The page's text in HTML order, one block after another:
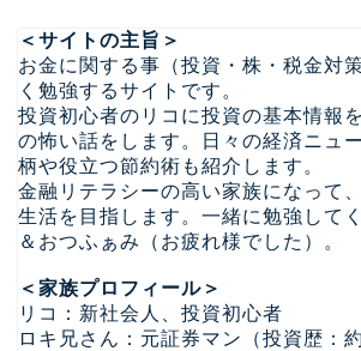
＜サイトの主旨＞
お金に関する事（投資・株・税金対
く勉強するサイトです。
投資初心者のリコに投資の基本情報
の怖い話をします。日々の経済ニュ
柄や役立つ節約術も紹介します。
金融リテラシーの高い家族になって
生活を目指します。一緒に勉強して
＆おつふぁみ（お疲れ様でした）。
＜家族プロフィール＞
リコ：新社会人、投資初心者
ロキ兄さん：元証券マン（投資歴：